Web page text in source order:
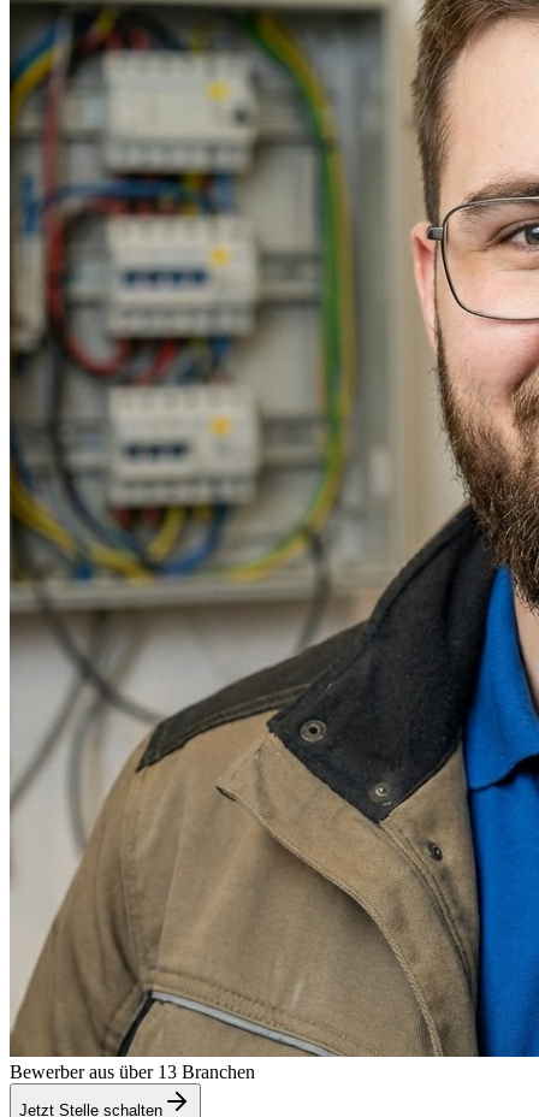
Bewerber aus über 13 Branchen
Jetzt Stelle schalten